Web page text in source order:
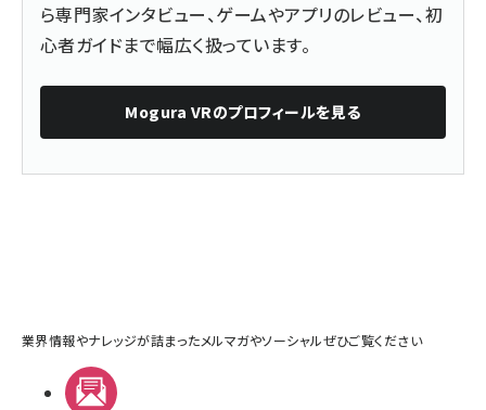
ら専門家インタビュー、ゲームやアプリのレビュー、初
心者ガイドまで幅広く扱っています。
Mogura VRのプロフィールを見る
業界情報やナレッジが詰まったメルマガやソーシャルぜひご覧ください